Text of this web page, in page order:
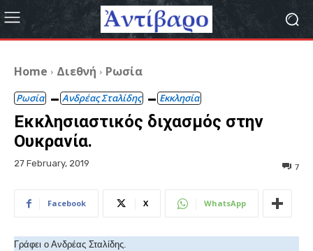
Home Διεθνή Ρωσία
Ρωσία Ανδρέας Σταλίδης Εκκλησία
Εκκλησιαστικός διχασμός στην
Ουκρανία.
27 February, 2019 7
Facebook X WhatsApp
Γράφει ο Ανδρέας Σταλίδης.